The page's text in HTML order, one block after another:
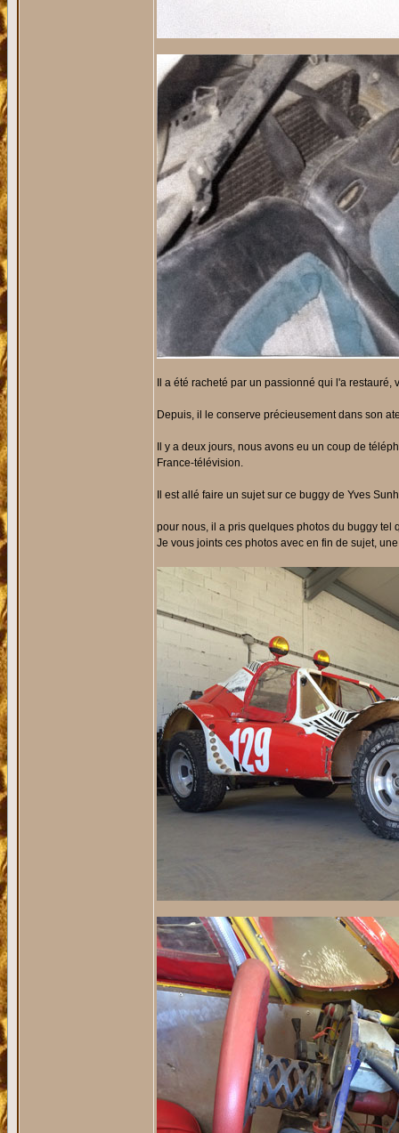
Il a été racheté par un passionné qui l'a
Depuis, il le conserve précieusement dans son
Il y a deux jours, nous avons eu un coup de
France-télévision.
Il est allé faire un sujet sur ce buggy de Yves
pour nous, il a pris quelques photos du buggy tel
Je vous joints ces photos avec en fin de sujet,